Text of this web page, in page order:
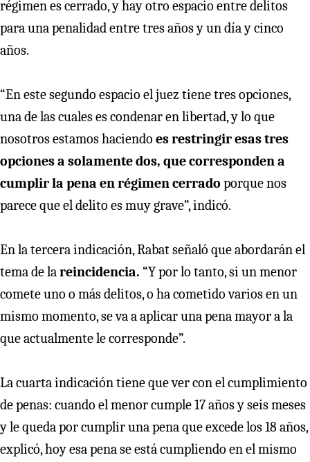
régimen es cerrado, y hay otro espacio entre delitos
para una penalidad entre tres años y un día y cinco
años.
“En este segundo espacio el juez tiene tres opciones,
una de las cuales es condenar en libertad, y lo que
nosotros estamos haciendo es restringir esas tres
opciones a solamente dos, que corresponden a
cumplir la pena en régimen cerrado porque nos
parece que el delito es muy grave”, indicó.
En la tercera indicación, Rabat señaló que abordarán el
tema de lareincidencia. “Y por lo tanto, si un menor
comete uno o más delitos, o ha cometido varios en un
mismo momento, se va a aplicar una pena mayor a la
que actualmente le corresponde”.
La cuarta indicación tiene que ver con el cumplimiento
de penas: cuando el menor cumple 17 años y seis meses
y le queda por cumplir una pena que excede los 18 años,
explicó, hoy esa pena se está cumpliendo en el mismo